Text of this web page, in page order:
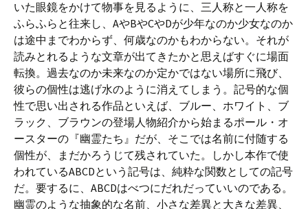
いた眼鏡をかけて物事を見るように、三人称と一人称を
ふらふらと往来し、AやBやCやDが少年なのか少女なのか
は途中までわからず、何歳なのかもわからない。それが
読みとれるような文章が出てきたかと思えばすぐに場面
転換。過去なのか未来なのか定かではない場所に飛び、
彼らの個性は逃げ水のように消えてしまう。記号的な個
性で思い出される作品といえば、ブルー、ホワイト、ブ
ラック、ブラウンの登場人物紹介から始まるポール・オ
ースターの『幽霊たち』だが、そこでは名前に付随する
個性が、まだかろうじて残されていた。しかし本作で使
われているABCDという記号は、純粋な関数としての記号
だ。要するに、ABCDはべつにだれだっていいのである。
幽霊のような抽象的な名前、小さな差異と大きな差異、